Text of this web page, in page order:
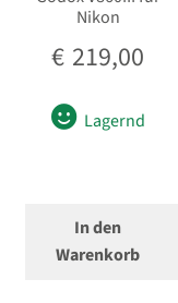
Nikon
€ 219,00
Lagernd
In den
Warenkorb